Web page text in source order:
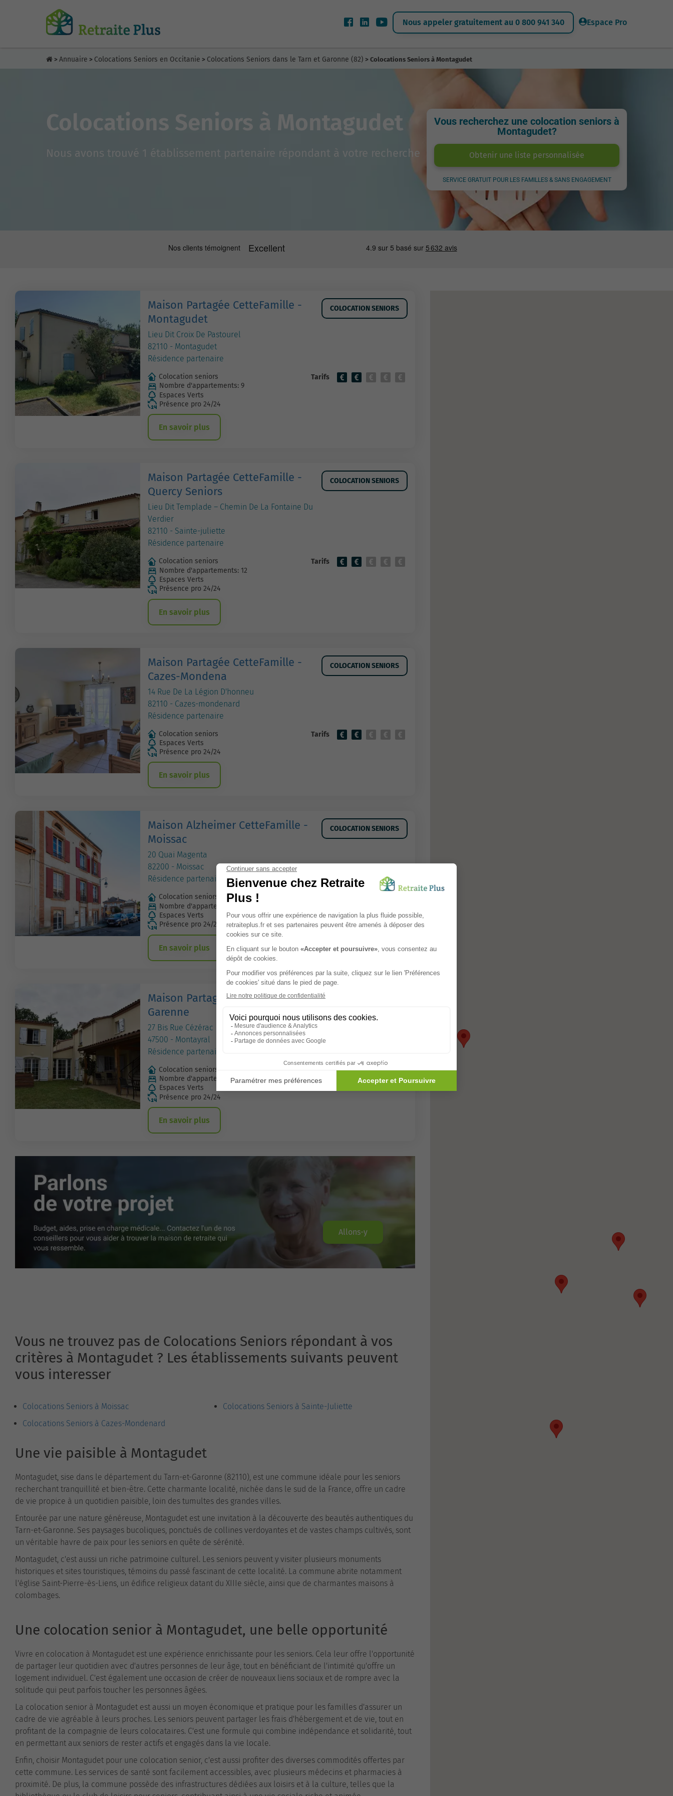
Nous appeler gratuitement au 0 800 941 340 Espace Pro
> Annuaire > Colocations Seniors en Occitanie > Colocations Seniors dans le Tarn et Garonne (82) > Colocations Seniors à Montagudet
Colocations Seniors à Montagudet
Nous avons trouvé 1 établissement partenaire répondant à votre recherche
Vous recherchez une colocation seniors à
Montagudet?
Obtenir une liste personnalisée
SERVICE GRATUIT POUR LES FAMILLES & SANS ENGAGEMENT
Maison Partagée CetteFamille -
Montagudet
Lieu Dit Croix De Pastourel
82110 - Montagudet
Résidence partenaire
COLOCATION SENIORS
Colocation seniors
Nombre d'appartements: 9
Espaces Verts
Présence pro 24/24
Tarifs
En savoir plus
Maison Partagée CetteFamille -
Quercy Seniors
Lieu Dit Templade – Chemin De La Fontaine Du
Verdier
82110 - Sainte-juliette
Résidence partenaire
COLOCATION SENIORS
Colocation seniors
Nombre d'appartements: 12
Espaces Verts
Présence pro 24/24
Tarifs
En savoir plus
Maison Partagée CetteFamille -
Cazes-Mondena
14 Rue De La Légion D'honneu
82110 - Cazes-mondenard
Résidence partenaire
COLOCATION SENIORS
Colocation seniors
Espaces Verts
Présence pro 24/24
Tarifs
En savoir plus
Maison Alzheimer CetteFamille -
Moissac
20 Quai Magenta
82200 - Moissac
Résidence partenaire
COLOCATION SENIORS
Colocation seniors
Nombre d'appartements: 7
Espaces Verts
Présence pro 24/24
En savoir plus
Maison Partagée CetteFamille - La
Garenne
27 Bis Rue Cézérac
47500 - Montayral
Résidence partenaire
Colocation seniors
Nombre d'appartements: 18
Espaces Verts
Présence pro 24/24
En savoir plus
Allons-y
Vous ne trouvez pas de Colocations Seniors répondant à vos
critères à Montagudet ? Les établissements suivants peuvent
vous interesser
Colocations Seniors à Moissac
Colocations Seniors à Cazes-Mondenard
Colocations Seniors à Sainte-Juliette
Une vie paisible à Montagudet
Montagudet, sise dans le département du Tarn-et-Garonne (82110), est une commune idéale pour les seniors
recherchant tranquillité et bien-être. Cette charmante localité, nichée dans le sud de la France, offre un cadre
de vie propice à un quotidien paisible, loin des tumultes des grandes villes.
Entourée par une nature généreuse, Montagudet est une invitation à la découverte des beautés authentiques du
Tarn-et-Garonne. Ses paysages bucoliques, ponctués de collines verdoyantes et de vastes champs cultivés, sont
un véritable havre de paix pour les seniors en quête de sérénité.
Montagudet, c'est aussi un riche patrimoine culturel. Les seniors peuvent y visiter plusieurs monuments
historiques et sites touristiques, témoins du passé fascinant de cette localité. La commune abrite notamment
l'église Saint-Pierre-ès-Liens, un édifice religieux datant du XIIIe siècle, ainsi que de charmantes maisons à
colombages.
Une colocation senior à Montagudet, une belle opportunité
Vivre en colocation à Montagudet est une expérience enrichissante pour les seniors. Cela leur offre l'opportunité
de partager leur quotidien avec d'autres personnes de leur âge, tout en bénéficiant de l'intimité qu'offre un
logement individuel. C'est également une occasion de créer de nouveaux liens sociaux et de rompre avec la
solitude qui peut parfois toucher les personnes âgées.
La colocation senior à Montagudet est aussi un moyen économique et pratique pour les familles d'assurer un
cadre de vie agréable à leurs proches. Les seniors peuvent partager les frais d'hébergement et de vie, tout en
profitant de la compagnie de leurs colocataires. C'est une formule qui combine indépendance et solidarité, tout
en permettant aux seniors de rester actifs et engagés dans la vie locale.
Enfin, choisir Montagudet pour une colocation senior, c'est aussi profiter des diverses commodités offertes par
cette commune. Les services de santé sont facilement accessibles, avec plusieurs médecins et pharmacies à
proximité. De plus, la commune possède des infrastructures dédiées aux loisirs et à la culture, telles que la